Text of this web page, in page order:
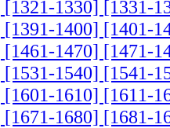
[1321-1330] [1331-
[1391-1400] [1401-
[1461-1470] [1471-
[1531-1540] [1541-
[1601-1610] [1611-
[1671-1680] [1681-